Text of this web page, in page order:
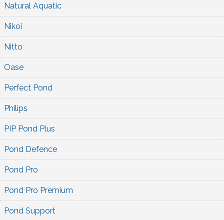
Natural Aquatic
Nikoi
Nitto
Oase
Perfect Pond
Philips
PIP Pond Plus
Pond Defence
Pond Pro
Pond Pro Premium
Pond Support